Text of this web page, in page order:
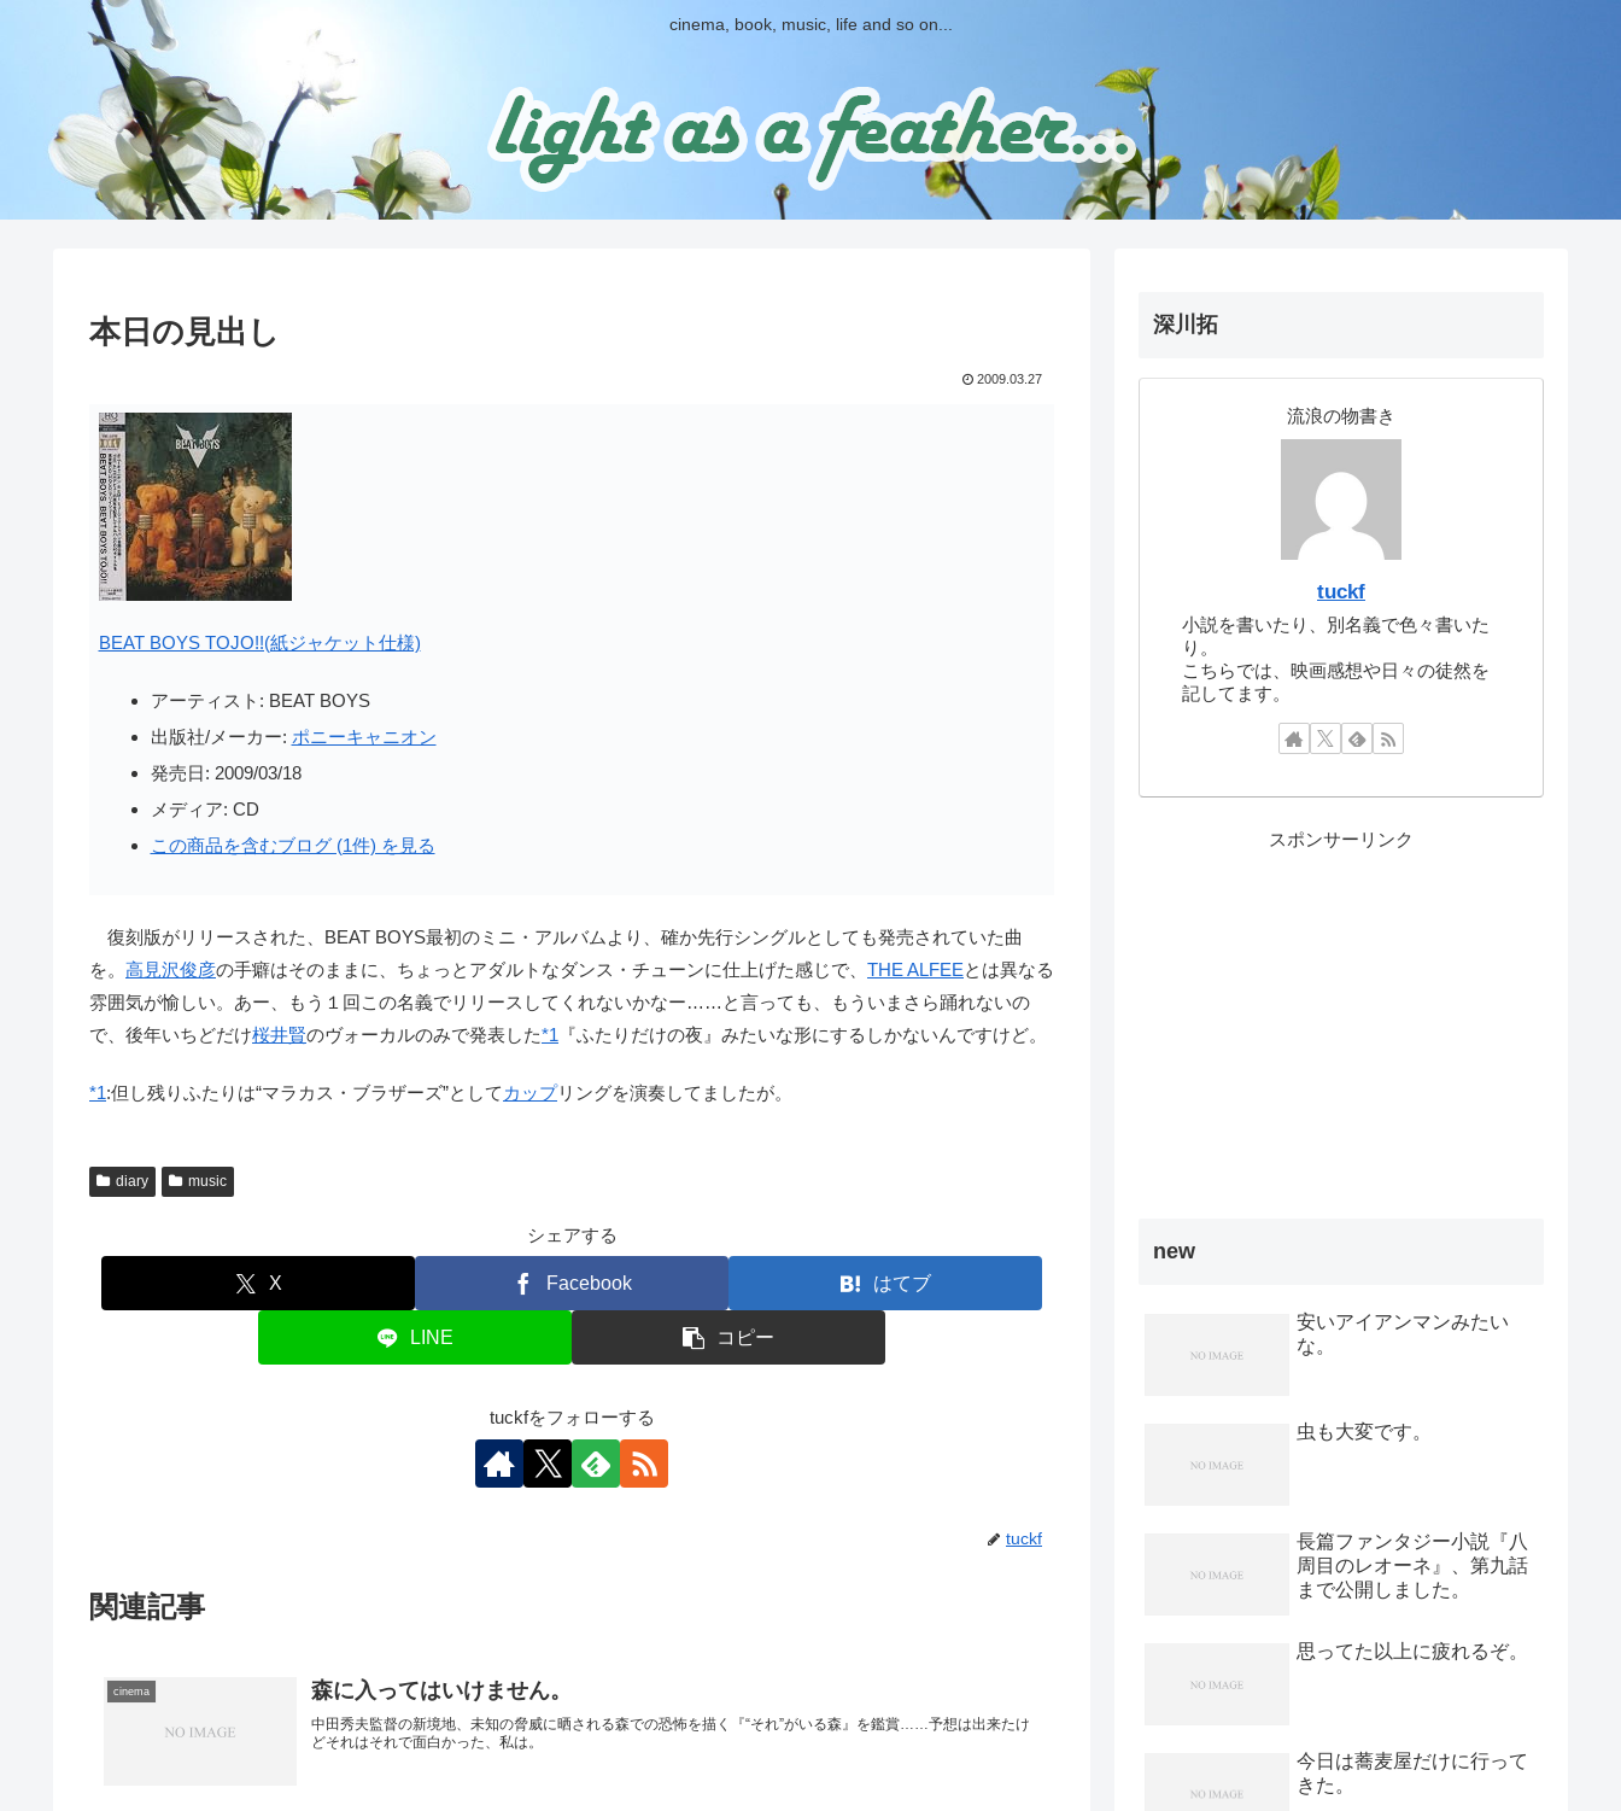
cinema, book, music, life and so on...
本日の見出し
2009.03.27
BEAT BOYS TOJO!!(紙ジャケット仕様)
アーティスト: BEAT BOYS
出版社/メーカー: ポニーキャニオン
発売日: 2009/03/18
メディア: CD
この商品を含むブログ (1件) を見る
復刻版がリリースされた、BEAT BOYS最初のミニ・アルバムより、確か先行シングルとしても発売されていた曲
を。 高見沢俊彦の手癖はそのままに、ちょっとアダルトなダンス・チューンに仕上げた感じで、 THE ALFEEとは異なる
雰囲気が愉しい。あー、もう１回この名義でリリースしてくれないかなー……と言っても、もういまさら踊れないの
で、後年いちどだけ桜井賢のヴォーカルのみで発表した*1 『ふたりだけの夜』みたいな形にするしかないんですけど。
*1:但し残りふたりは“マラカス・ブラザーズ”として カップリングを演奏してましたが。
diary music
シェアする
X Facebook はてブ
LINE コピー
tuckfをフォローする
tuckf
関連記事
cinema 森に入ってはいけません。
中田秀夫監督の新境地、未知の脅威に晒される森での恐怖を描く『“それ”がいる森』を鑑賞……予想は出来たけ
どそれはそれで面白かった、私は。
深川拓
流浪の物書き
tuckf
小説を書いたり、別名義で色々書いた
り。
こちらでは、映画感想や日々の徒然を
記してます。
スポンサーリンク
new
安いアイアンマンみたい
な。
虫も大変です。
長篇ファンタジー小説『八
周目のレオーネ』、第九話
まで公開しました。
思ってた以上に疲れるぞ。
今日は蕎麦屋だけに行って
きた。